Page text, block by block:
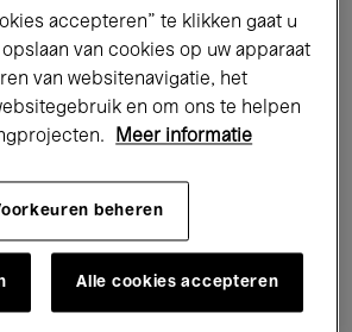
Films
Lezingen & Debatten
Muziek Global Music
Kids’ Palace
accepteren” te klikken gaat u
van cookies op uw apparaat
van websitenavigatie, het
en om ons te helpen
Meer informatie
beheren
Alle cookies accepteren